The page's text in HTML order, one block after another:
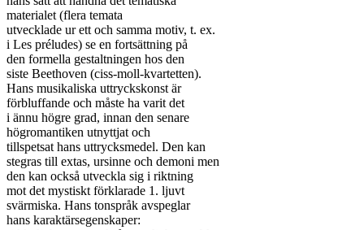
materialet (flera temata
utvecklade ur ett och samma motiv, t. ex.
i Les préludes) se en fortsättning på
den formella gestaltningen hos den
siste Beethoven (ciss-moll-kvartetten).
Hans musikaliska uttryckskonst är
förbluffande och måste ha varit det
i ännu högre grad, innan den senare
högromantiken utnyttjat och
tillspetsat hans uttrycksmedel. Den kan
stegras till extas, ursinne och demoni men
den kan också utveckla sig i riktning
mot det mystiskt förklarade 1. ljuvt
svärmiska. Hans tonspråk avspeglar
hans karaktärsegenskaper: